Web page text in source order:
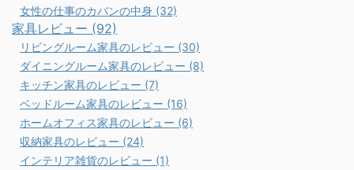
女性の仕事のカバンの中身 (32)
家具レビュー (92)
リビングルーム家具のレビュー (30)
ダイニングルーム家具のレビュー (8)
キッチン家具のレビュー (7)
ベッドルーム家具のレビュー (16)
ホームオフィス家具のレビュー (6)
収納家具のレビュー (24)
インテリア雑貨のレビュー (1)